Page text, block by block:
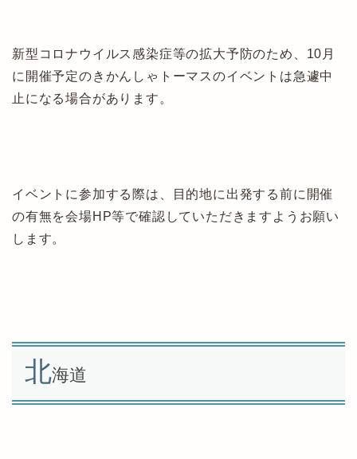
新型コロナウイルス感染症等の拡大予防のため、10月
に開催予定のきかんしゃトーマスのイベントは急遽中
止になる場合があります。
イベントに参加する際は、目的地に出発する前に開催
の有無を会場HP等で確認していただきますようお願い
します。
北海道